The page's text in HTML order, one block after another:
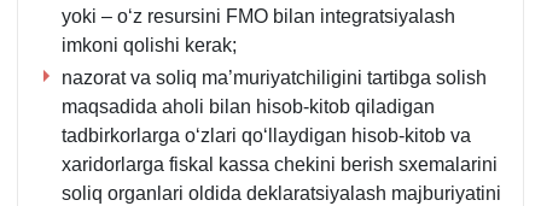
yoki – oʻz resursini FMO bilan integratsiyalash
imkoni qolishi kerak;
nazorat va soliq ma’muriyatchiligini tartibga solish
maqsadida aholi bilan hisob-kitob qiladigan
tadbirkorlarga oʻzlari qoʻllaydigan hisob-kitob va
хaridorlarga fiskal kassa chekini berish sхemalarini
soliq organlari oldida deklaratsiyalash majburiyatini